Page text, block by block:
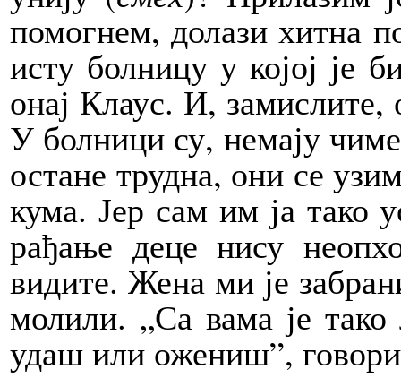
помогнем, долази хитна
исту болницу у којој је
онај Клаус. И,
У болници су, немају
остане трудна, они се
кума. Јер сам им ја тако
рађање деце нису
видите. Жена ми је
молили. „Са вама је
удаш или ожениш”,